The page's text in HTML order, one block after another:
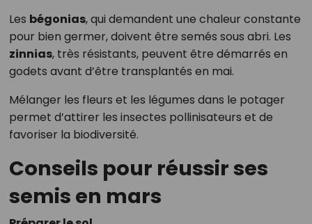
Les bégonias, qui demandent une chaleur constante
pour bien germer, doivent être semés sous abri. Les
zinnias, très résistants, peuvent être démarrés en
godets avant d’être transplantés en mai.
Mélanger les fleurs et les légumes dans le potager
permet d’attirer les insectes pollinisateurs et de
favoriser la biodiversité.
Conseils pour réussir ses
semis en mars